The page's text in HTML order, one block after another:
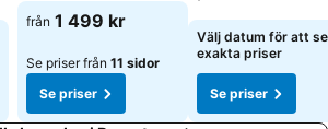
Se priser
från 1 499 kr
Se priser från 11 sidor
Se priser
Se priser
Välj datum för att se
exakta priser
Se priser